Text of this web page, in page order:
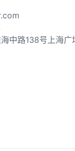
中路138号上海广